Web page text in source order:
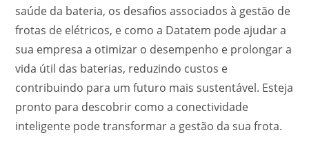
saúde da bateria, os desafios associados à gestão de
frotas de elétricos, e como a Datatem pode ajudar a
sua empresa a otimizar o desempenho e prolongar a
vida útil das baterias, reduzindo custos e
contribuindo para um futuro mais sustentável. Esteja
pronto para descobrir como a conectividade
inteligente pode transformar a gestão da sua frota.